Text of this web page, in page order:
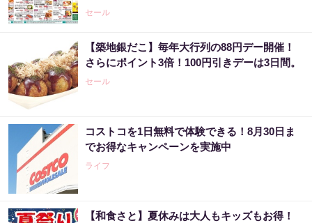
セール
【築地銀だこ】毎年大行列の88円デー開催！
さらにポイント3倍！100円引きデーは3日間。
セール
コストコを1日無料で体験できる！8月30日ま
でお得なキャンペーンを実施中
ライフ
【和食さと】夏休みは大人もキッズもお得！